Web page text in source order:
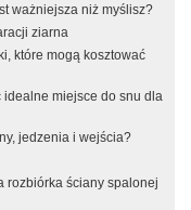
ważniejsza niż myślisz?
ziarna
które mogą kosztować
miejsce do snu dla
jedzenia i wejścia?
rozbiórka ściany spalonej